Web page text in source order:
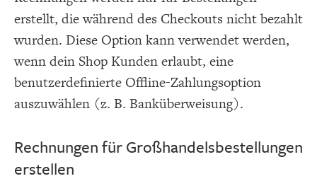
erstellt, die während des Checkouts nicht bezahlt
wurden. Diese Option kann verwendet werden,
wenn dein Shop Kunden erlaubt, eine
benutzerdefinierte Offline-Zahlungsoption
auszuwählen (z. B. Banküberweisung).
Rechnungen für Großhandelsbestellungen
erstellen